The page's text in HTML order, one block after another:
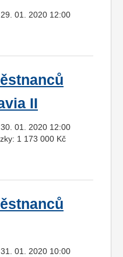
01. 2020 12:00
II
01. 2020 12:00
1 173 000 Kč
01. 2020 10:00